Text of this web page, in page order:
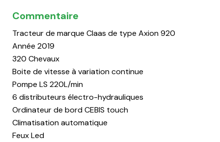
Commentaire
Tracteur de marque Claas de type Axion 920
Année 2019
320 Chevaux
Boite de vitesse à variation continue
Pompe LS 220L/min
6 distributeurs électro-hydrauliques
Ordinateur de bord CEBIS touch
Climatisation automatique
Feux Led